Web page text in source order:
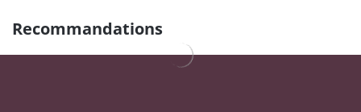
Recommandations